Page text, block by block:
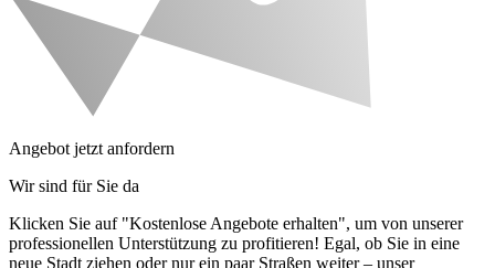
Angebot jetzt anfordern
Wir sind für Sie da
Klicken Sie auf "Kostenlose Angebote erhalten", um von unserer
professionellen Unterstützung zu profitieren! Egal, ob Sie in eine
neue Stadt ziehen oder nur ein paar Straßen weiter – unser